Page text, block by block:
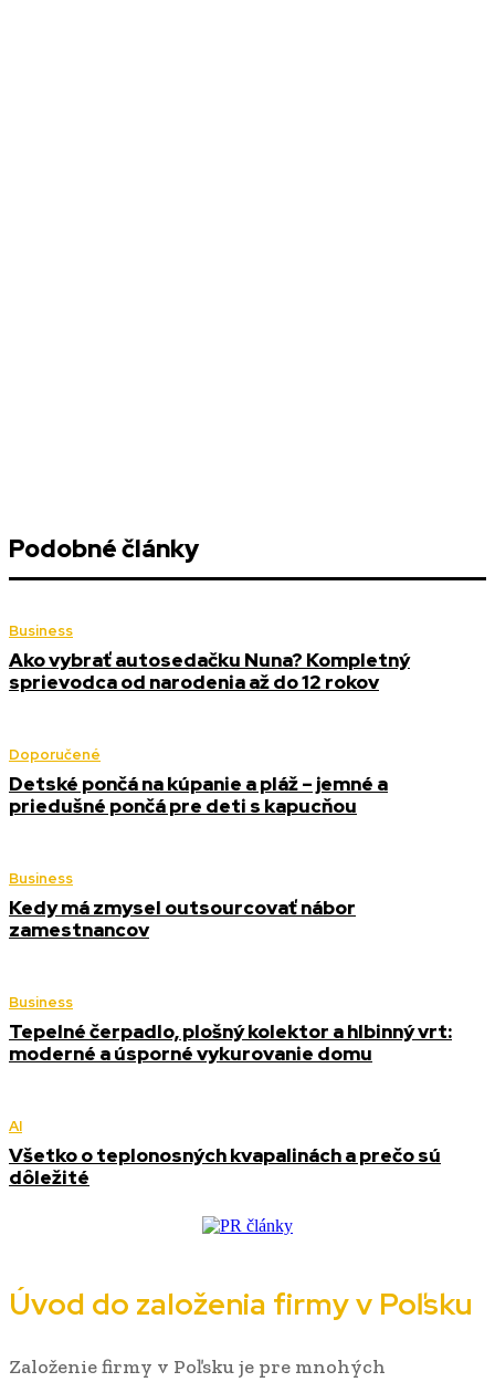
Podobné články
Business
Ako vybrať autosedačku Nuna? Kompletný
sprievodca od narodenia až do 12 rokov
Doporučené
Detské pončá na kúpanie a pláž – jemné a
priedušné pončá pre deti s kapucňou
Business
Kedy má zmysel outsourcovať nábor
zamestnancov
Business
Tepelné čerpadlo, plošný kolektor a hlbinný vrt:
moderné a úsporné vykurovanie domu
AI
Všetko o teplonosných kvapalinách a prečo sú
dôležité
Úvod do založenia firmy v Poľsku
Založenie firmy v Poľsku je pre mnohých